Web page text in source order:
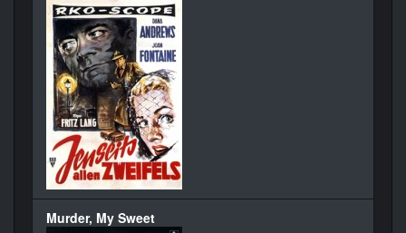
Murder, My Sweet